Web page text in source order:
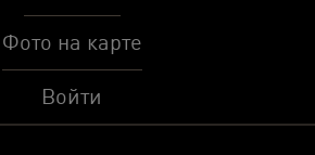
Фото на карте
Войти